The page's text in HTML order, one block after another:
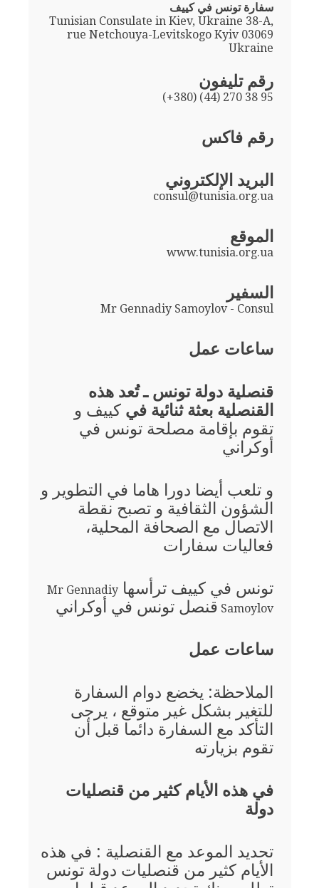
سفارة تونس في كييف
Tunisian Consulate in Kiev, Ukraine 38-A,
rue Netchouya-Levitskogo Kyiv 03069
Ukraine
رقم تليفون
(+380) (44) 270 38 95
رقم فاكس
البريد الإلكتروني
consul@tunisia.org.ua
الموقع
www.tunisia.org.ua
السفير
Mr Gennadiy Samoylov - Consul
ساعات عمل
قنصلية دولة تونس ـ تُعد هذه
القنصلية بعثة ثنائية في كييف و
تقوم بإقامة مصلحة تونس في
أوكراني
و تلعب أيضا دورا هاما في التطوير و
الشؤون الثقافية و تصبح نقطة
الاتصال مع الصحافة المحلية،
فعاليات سفارات
تونس في كييف ترأسها Mr Gennadiy
Samoylov قنصل تونس في أوكراني
ساعات عمل
الملاحظة: يخضع دوام السفارة
للتغير بشكل غير متوقع ، يرجى
التأكد مع السفارة دائما قبل أن
تقوم بزيارته
في هذه الأيام كثير من قنصليات
دولة
تحديد الموعد مع القنصلية : في هذه
الأيام كثير من قنصليات دولة تونس